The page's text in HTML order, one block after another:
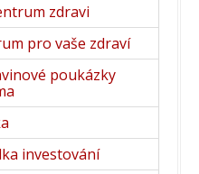
zdravi
pro vaše zdraví
poukázky
investování